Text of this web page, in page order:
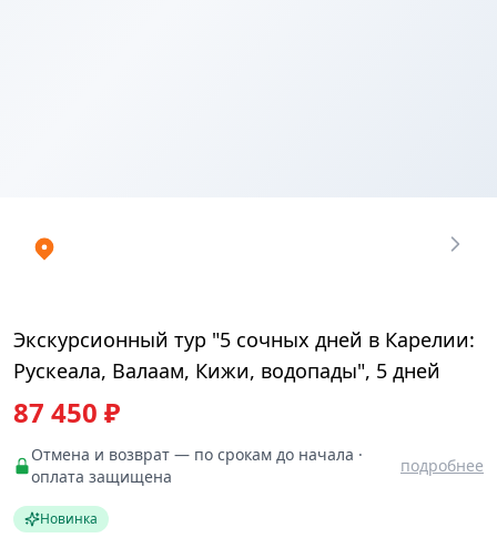
Экскурсионный тур "5 сочных дней в Карелии:
Рускеала, Валаам, Кижи, водопады", 5 дней
87 450 ₽
Отмена и возврат — по срокам до начала ·
оплата защищена
подробнее
Новинка